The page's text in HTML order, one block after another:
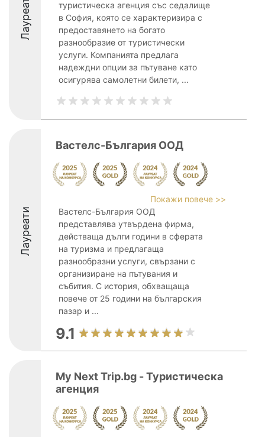
Лауреати
туристическа агенция със седалище
в София, която се характеризира с
предоставянето на богато
разнообразие от туристически
услуги. Компанията предлага
надеждни опции за пътуване като
осигурява самолетни билети, ...
Лауреати
Вастелс-България ООД
Покажи повече >>
Вастелс-България ООД
представлява утвърдена фирма,
действаща дълги години в сферата
на туризма и предлагаща
разнообразни услуги, свързани с
организиране на пътувания и
събития. С история, обхващаща
повече от 25 години на българския
пазар и ...
9.1
My Next Trip.bg - Туристическа
агенция